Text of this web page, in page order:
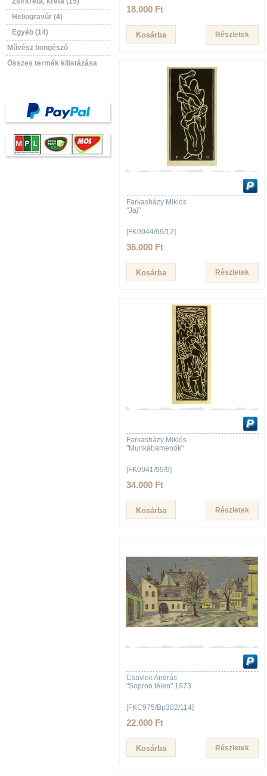
Heliogravűr (4)
Egyéb (14)
Művész böngésző
Összes termék kilistázása
18.000 Ft
Részletek
Farkasházy Miklós
"Jaj"
[FK0944/99/12]
36.000 Ft
Részletek
Farkasházy Miklós
"Munkábamenők"
[FK0941/99/9]
34.000 Ft
Részletek
Csavlek András
"Sopron télen" 1973
[FKC975/Bp302/114]
22.000 Ft
Részletek